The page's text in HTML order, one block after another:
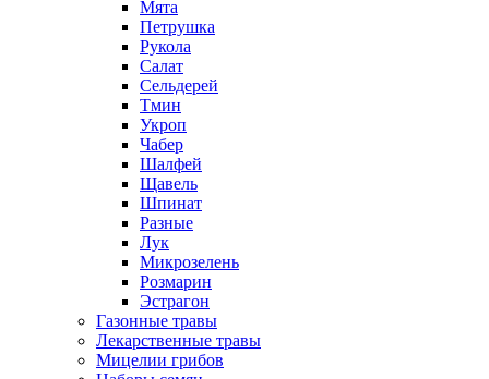
Мята
Петрушка
Рукола
Салат
Сельдерей
Тмин
Укроп
Чабер
Шалфей
Щавель
Шпинат
Разные
Лук
Микрозелень
Розмарин
Эстрагон
Газонные травы
Лекарственные травы
Мицелии грибов